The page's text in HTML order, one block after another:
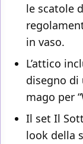
le scatole
in vaso.
L’attico
disegno di
mago per
Il set Il
look della